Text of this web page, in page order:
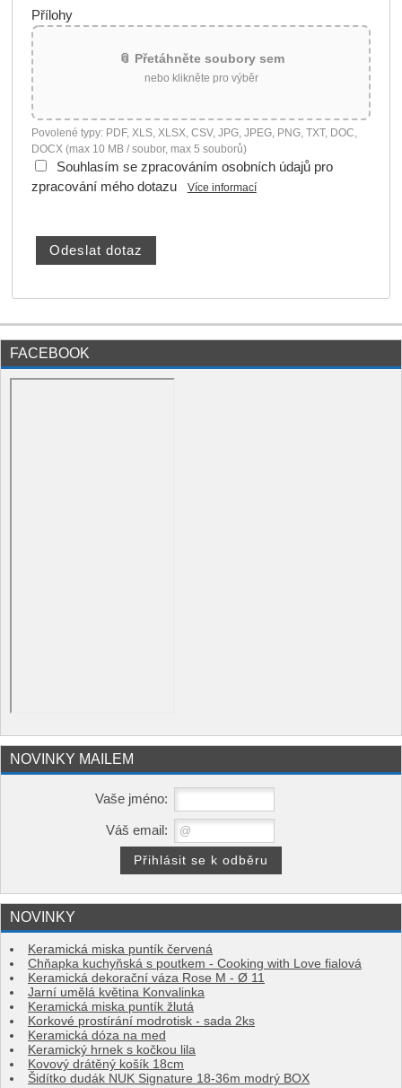
Přílohy
📎 Přetáhněte soubory sem
nebo klikněte pro výběr
Povolené typy: PDF, XLS, XLSX, CSV, JPG, JPEG, PNG, TXT, DOC,
DOCX (max 10 MB / soubor, max 5 souborů)
Souhlasím se zpracováním osobních údajů pro
zpracování mého dotazu
Více informací
FACEBOOK
NOVINKY MAILEM
Vaše jméno:
Váš email:
NOVINKY
Keramická miska puntík červená
Chňapka kuchyňská s poutkem - Cooking with Love fialová
Keramická dekorační váza Rose M - Ø 11
Jarní umělá květina Konvalinka
Keramická miska puntík žlutá
Korkové prostírání modrotisk - sada 2ks
Keramická dóza na med
Keramický hrnek s kočkou lila
Kovový drátěný košík 18cm
Šidítko dudák NUK Signature 18-36m modrý BOX